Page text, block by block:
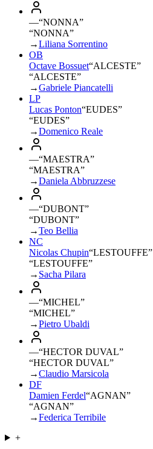
—“NONNA”
“NONNA”
→Liliana Sorrentino
OB
Octave Bossuet“ALCESTE”
“ALCESTE”
→Gabriele Piancatelli
LP
Lucas Ponton“EUDES”
“EUDES”
→Domenico Reale
—“MAESTRA”
“MAESTRA”
→Daniela Abbruzzese
—“DUBONT”
“DUBONT”
→Teo Bellia
NC
Nicolas Chupin“LESTOUFFE”
“LESTOUFFE”
→ Sacha Pilara
—“MICHEL”
“MICHEL”
→Pietro Ubaldi
—“HECTOR DUVAL”
“HECTOR DUVAL”
→Claudio Marsicola
DF
Damien Ferdel“AGNAN”
“AGNAN”
→Federica Terribile
+